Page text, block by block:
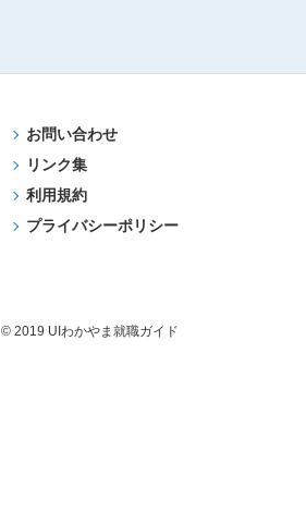
お問い合わせ
リンク集
利用規約
プライバシーポリシー
© 2019 UIわかやま就職ガイド